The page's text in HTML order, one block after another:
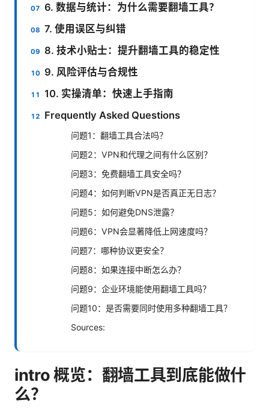
6. 数据与统计：为什么需要翻墙工具？
7. 使用误区与纠错
8. 技术小贴士：提升翻墙工具的稳定性
9. 风险评估与合规性
10. 实操清单：快速上手指南
Frequently Asked Questions
问题1：翻墙工具合法吗？
问题2：VPN和代理之间有什么区别？
问题3：免费翻墙工具安全吗？
问题4：如何判断VPN是否真正无日志？
问题5：如何避免DNS泄露？
问题6：VPN会显著降低上网速度吗？
问题7：哪种协议更安全？
问题8：如果连接中断怎么办？
问题9：企业环境能使用翻墙工具吗？
问题10：是否需要同时使用多种翻墙工具？
Sources:
intro 概览：翻墙工具到底能做什
么？